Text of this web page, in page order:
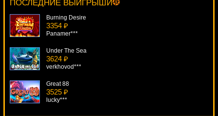
ПОСЛЕДНИЕ ВЫИГРЫШИ
Burning Desire
3354 ₽
Panamer***
Under The Sea
3624 ₽
verkhovod***
Great 88
3525 ₽
lucky***